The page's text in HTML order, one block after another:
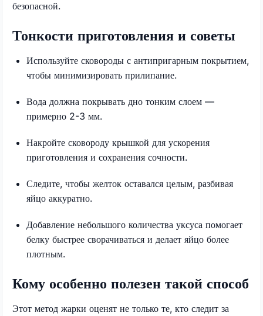
безопасной.
Тонкости приготовления и советы
Используйте сковороды с антипригарным покрытием,
чтобы минимизировать прилипание.
Вода должна покрывать дно тонким слоем —
примерно 2-3 мм.
Накройте сковороду крышкой для ускорения
приготовления и сохранения сочности.
Следите, чтобы желток оставался целым, разбивая
яйцо аккуратно.
Добавление небольшого количества уксуса помогает
белку быстрее сворачиваться и делает яйцо более
плотным.
Кому особенно полезен такой способ
Этот метод жарки оценят не только те, кто следит за